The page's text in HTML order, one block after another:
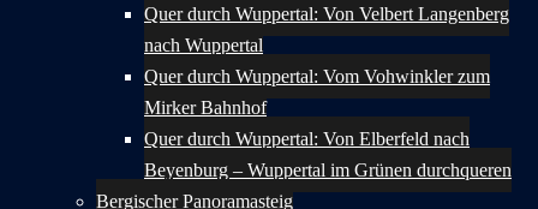
Quer durch Wuppertal: Von Velbert Langenberg
nach Wuppertal
Quer durch Wuppertal: Vom Vohwinkler zum
Mirker Bahnhof
Quer durch Wuppertal: Von Elberfeld nach
Beyenburg – Wuppertal im Grünen durchqueren
Bergischer Panoramasteig